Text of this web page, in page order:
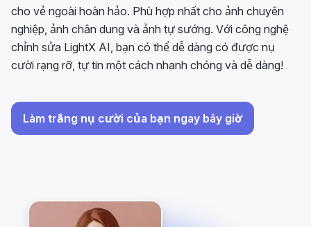
cho vẻ ngoài hoàn hảo. Phù hợp nhất cho ảnh chuyên
nghiệp, ảnh chân dung và ảnh tự sướng. Với công nghệ
chỉnh sửa LightX AI, bạn có thể dễ dàng có được nụ
cười rạng rỡ, tự tin một cách nhanh chóng và dễ dàng!
Làm trắng nụ cười của bạn ngay bây giờ